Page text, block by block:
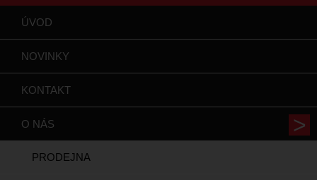
ÚVOD
NOVINKY
KONTAKT
O NÁS
PRODEJNA